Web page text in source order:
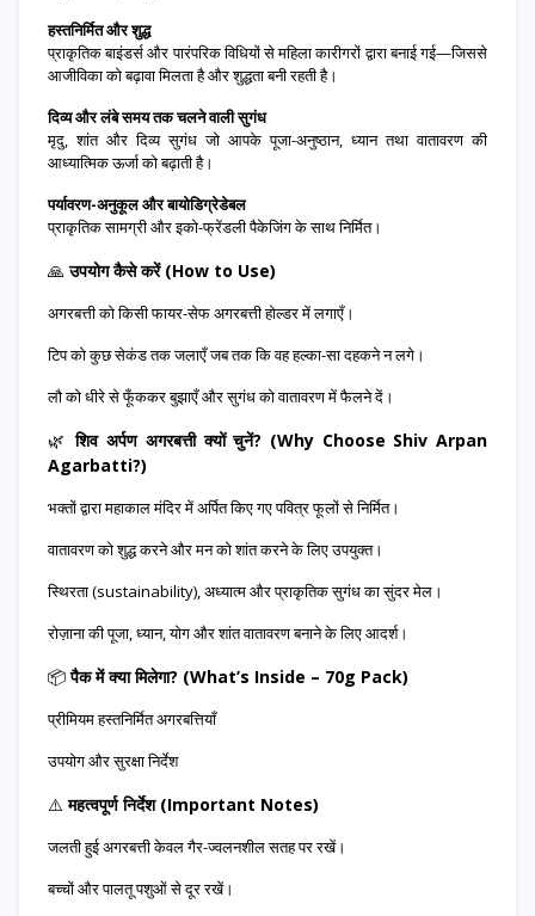
हस्तनिर्मित और शुद्ध
प्राकृतिक बाइंडर्स और पारंपरिक विधियों से महिला कारीगरों द्वारा बनाई गई—जिससे
आजीविका को बढ़ावा मिलता है और शुद्धता बनी रहती है।
दिव्य और लंबे समय तक चलने वाली सुगंध
मृदु, शांत और दिव्य सुगंध जो आपके पूजा-अनुष्ठान, ध्यान तथा वातावरण की
आध्यात्मिक ऊर्जा को बढ़ाती है।
पर्यावरण-अनुकूल और बायोडिग्रेडेबल
प्राकृतिक सामग्री और इको-फ्रेंडली पैकेजिंग के साथ निर्मित।
🙏उपयोग कैसे करें (How to Use)
अगरबत्ती को किसी फायर-सेफ अगरबत्ती होल्डर में लगाएँ।
टिप को कुछ सेकंड तक जलाएँ जब तक कि वह हल्का-सा दहकने न लगे।
लौ को धीरे से फूँककर बुझाएँ और सुगंध को वातावरण में फैलने दें।
🌿शिव अर्पण अगरबत्ती क्यों चुनें? (Why Choose Shiv Arpan
Agarbatti?)
भक्तों द्वारा महाकाल मंदिर में अर्पित किए गए पवित्र फूलों से निर्मित।
वातावरण को शुद्ध करने और मन को शांत करने के लिए उपयुक्त।
स्थिरता (sustainability), अध्यात्म और प्राकृतिक सुगंध का सुंदर मेल।
रोज़ाना की पूजा, ध्यान, योग और शांत वातावरण बनाने के लिए आदर्श।
📦पैक में क्या मिलेगा? (What’s Inside – 70g Pack)
प्रीमियम हस्तनिर्मित अगरबत्तियाँ
उपयोग और सुरक्षा निर्देश
⚠️महत्वपूर्ण निर्देश (Important Notes)
जलती हुई अगरबत्ती केवल गैर-ज्वलनशील सतह पर रखें।
बच्चों और पालतू पशुओं से दूर रखें।